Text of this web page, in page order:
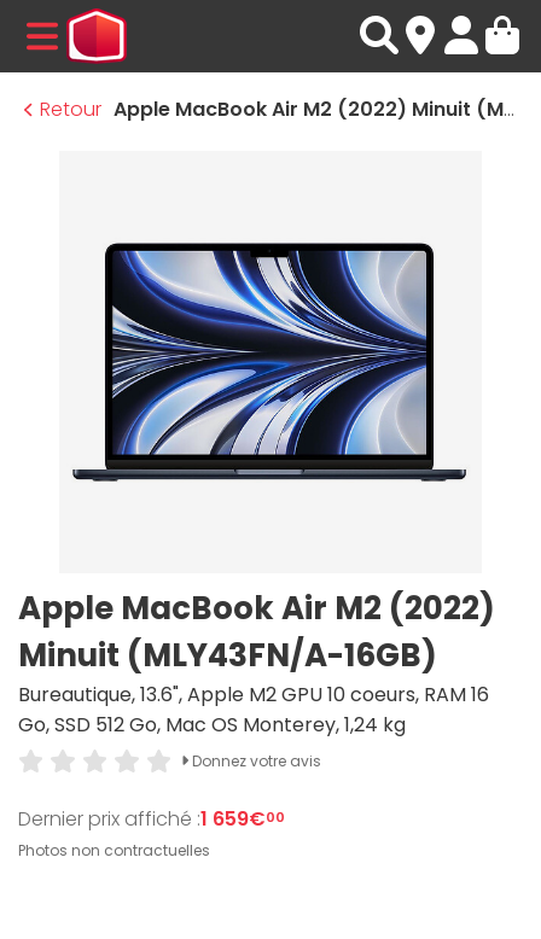
MENU
Retour
Apple MacBook Air M2 (2022) Minuit (MLY43FN/A-16GB)
Apple MacBook Air M2 (2022)
Minuit (MLY43FN/A-16GB)
Bureautique, 13.6", Apple M2 GPU 10 coeurs, RAM 16
Go, SSD 512 Go, Mac OS Monterey, 1,24 kg
Donnez votre avis
Dernier prix affiché :1 659€00
Photos non contractuelles